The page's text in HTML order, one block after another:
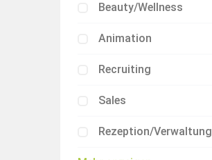
Beauty/Wellness
Animation
Recruiting
Sales
Rezeption/Verwaltung